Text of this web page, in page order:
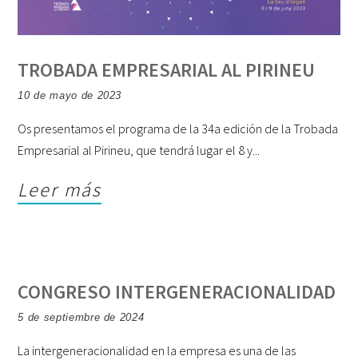
TROBADA EMPRESARIAL AL PIRINEU
10 de mayo de 2023
Os presentamos el programa de la 34a edición de la Trobada
Empresarial al Pirineu, que tendrá lugar el 8 y
Leer más
CONGRESO INTERGENERACIONALIDAD
5 de septiembre de 2024
La intergeneracionalidad en la empresa es una de las